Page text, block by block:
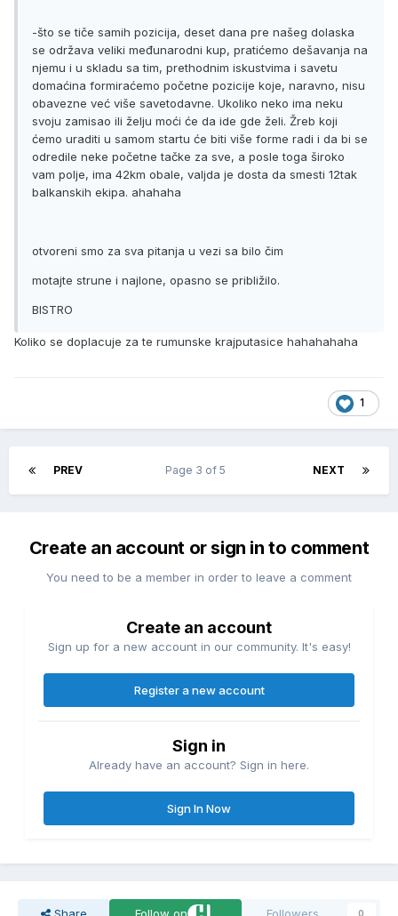
-što se tiče samih pozicija, deset dana pre našeg dolaska
se održava veliki međunarodni kup, pratićemo dešavanja na
njemu i u skladu sa tim, prethodnim iskustvima i savetu
domaćina formiraćemo početne pozicije koje, naravno, nisu
obavezne već više savetodavne. Ukoliko neko ima neku
svoju zamisao ili želju moći će da ide gde želi. Žreb koji
ćemo uraditi u samom startu će biti više forme radi i da bi se
odredile neke početne tačke za sve, a posle toga široko
vam polje, ima 42km obale, valjda je dosta da smesti 12tak
balkanskih ekipa. ahahaha
otvoreni smo za sva pitanja u vezi sa bilo čim
motajte strune i najlone, opasno se približilo.
BISTRO
Koliko se doplacuje za te rumunske krajputasice hahahahaha
1
PREV NEXT
Page 3 of 5
Create an account or sign in to comment
You need to be a member in order to leave a comment
Create an account
Sign up for a new account in our community. It's easy!
Register a new account
Sign in
Already have an account? Sign in here.
Sign In Now
0